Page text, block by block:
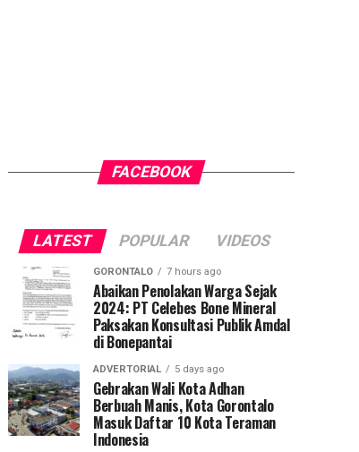
FACEBOOK
LATEST POPULAR VIDEOS
GORONTALO 7 hours ago
Abaikan Penolakan Warga Sejak
2024: PT Celebes Bone Mineral
Paksakan Konsultasi Publik Amdal
di Bonepantai
ADVERTORIAL 5 days ago
Gebrakan Wali Kota Adhan
Berbuah Manis, Kota Gorontalo
Masuk Daftar 10 Kota Teraman
Indonesia